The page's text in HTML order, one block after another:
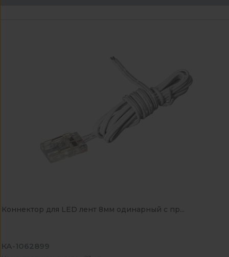
Коннектор для LED лент 8мм одинарный с пр...
КА-1062899